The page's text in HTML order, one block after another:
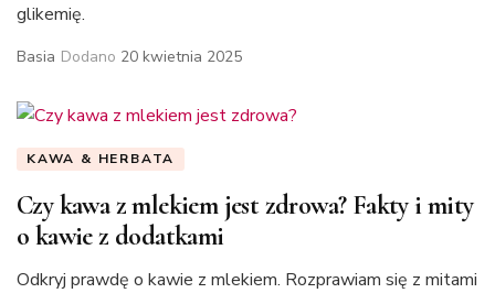
glikemię.
Basia Dodano 20 kwietnia 2025
KAWA & HERBATA
Czy kawa z mlekiem jest zdrowa? Fakty i mity
o kawie z dodatkami
Odkryj prawdę o kawie z mlekiem. Rozprawiam się z mitami